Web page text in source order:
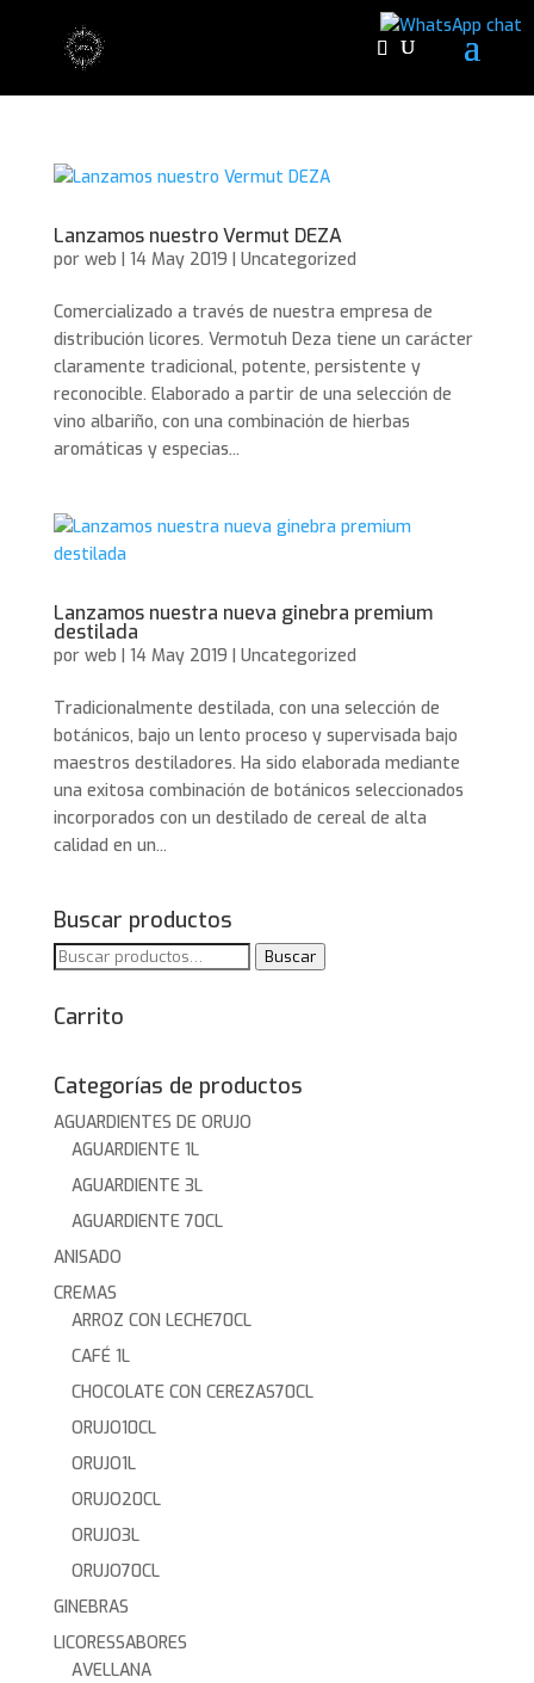
Lanzamos nuestro Vermut DEZA
por web | 14 May 2019 | Uncategorized
Comercializado a través de nuestra empresa de
distribución licores. Vermotuh Deza tiene un carácter
claramente tradicional, potente, persistente y
reconocible. Elaborado a partir de una selección de
vino albariño, con una combinación de hierbas
aromáticas y especias...
Lanzamos nuestra nueva ginebra premium
destilada
por web | 14 May 2019 | Uncategorized
Tradicionalmente destilada, con una selección de
botánicos, bajo un lento proceso y supervisada bajo
maestros destiladores. Ha sido elaborada mediante
una exitosa combinación de botánicos seleccionados
incorporados con un destilado de cereal de alta
calidad en un...
Buscar productos
Buscar
Buscar
Carrito
Categorías de productos
AGUARDIENTES DE ORUJO
AGUARDIENTE 1L
AGUARDIENTE 3L
AGUARDIENTE 70CL
ANISADO
CREMAS
ARROZ CON LECHE70CL
CAFÉ 1L
CHOCOLATE CON CEREZAS70CL
ORUJO10CL
ORUJO1L
ORUJO20CL
ORUJO3L
ORUJO70CL
GINEBRAS
LICORESSABORES
AVELLANA